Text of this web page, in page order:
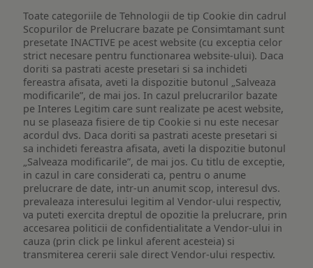
Toate categoriile de Tehnologii de tip Cookie din cadrul
Scopurilor de Prelucrare bazate pe Consimtamant sunt
presetate INACTIVE pe acest website (cu exceptia celor
strict necesare pentru functionarea website-ului). Daca
doriti sa pastrati aceste presetari si sa inchideti
fereastra afisata, aveti la dispozitie butonul „Salveaza
modificarile”, de mai jos. In cazul prelucrarilor bazate
pe Interes Legitim care sunt realizate pe acest website,
nu se plaseaza fisiere de tip Cookie si nu este necesar
acordul dvs. Daca doriti sa pastrati aceste presetari si
sa inchideti fereastra afisata, aveti la dispozitie butonul
„Salveaza modificarile”, de mai jos. Cu titlu de exceptie,
in cazul in care considerati ca, pentru o anume
prelucrare de date, intr-un anumit scop, interesul dvs.
prevaleaza interesului legitim al Vendor-ului respectiv,
va puteti exercita dreptul de opozitie la prelucrare, prin
accesarea politicii de confidentialitate a Vendor-ului in
cauza (prin click pe linkul aferent acesteia) si
transmiterea cererii sale direct Vendor-ului respectiv.